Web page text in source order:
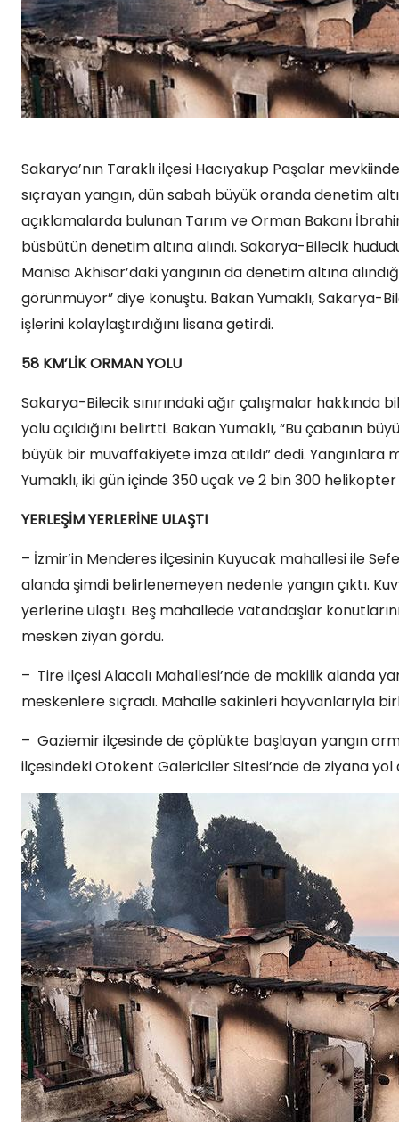
Sakarya’nın Taraklı ilçesi Hacıyakup Paşalar
sıçrayan yangın, dün sabah büyük oranda denetim
açıklamalarda bulunan Tarım ve Orman Bakanı
büsbütün denetim altına alındı. Sakarya-Bilecik
Manisa Akhisar’daki yangının da denetim altına
görünmüyor” diye konuştu. Bakan Yumaklı, Sakarya-
işlerini kolaylaştırdığını lisana getirdi.
58 KM’LİK ORMAN YOLU
Sakarya-Bilecik sınırındaki ağır çalışmalar
yolu açıldığını belirtti. Bakan Yumaklı, “Bu çabanın
büyük bir muvaffakiyete imza atıldı” dedi.
Yumaklı, iki gün içinde 350 uçak ve 2 bin 300
YERLEŞİM YERLERİNE ULAŞTI
– İzmir’in Menderes ilçesinin Kuyucak mahallesi ile
alanda şimdi belirlenemeyen nedenle yangın çıktı.
yerlerine ulaştı. Beş mahallede vatandaşlar
mesken ziyan gördü.
– Tire ilçesi Alacalı Mahallesi’nde de makilik alanda
meskenlere sıçradı. Mahalle sakinleri hayvanlarıyla
– Gaziemir ilçesinde de çöplükte başlayan yangın
ilçesindeki Otokent Galericiler Sitesi’nde de ziyana yol